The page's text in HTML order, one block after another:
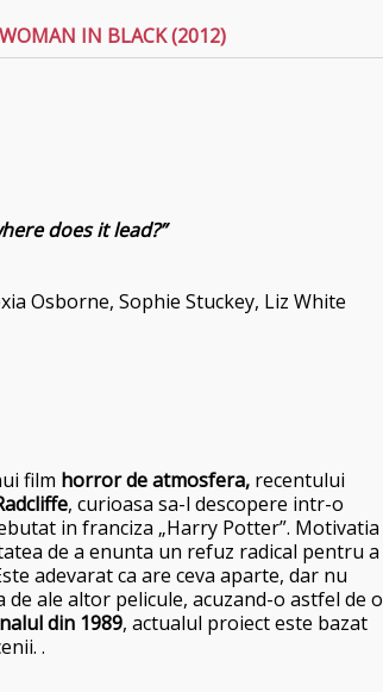
IN BLACK (2012)
does it lead?”
Osborne, Sophie Stuckey, Liz White
film horror de atmosfera, recentului
, curioasa sa-l descopere intr-o
in franciza „Harry Potter”. Motivatia
de a enunta un refuz radical pentru a
adevarat ca are ceva aparte, dar nu
ale altor pelicule, acuzand-o astfel de o
din 1989, actualul proiect este bazat
.